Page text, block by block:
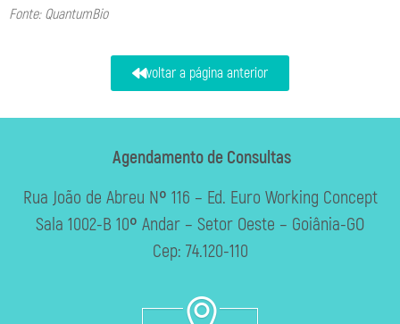
Fonte: QuantumBio
voltar a página anterior
Agendamento de Consultas
Rua João de Abreu Nº 116 – Ed. Euro Working Concept
Sala 1002-B 10º Andar – Setor Oeste – Goiânia-GO
Cep: 74.120-110